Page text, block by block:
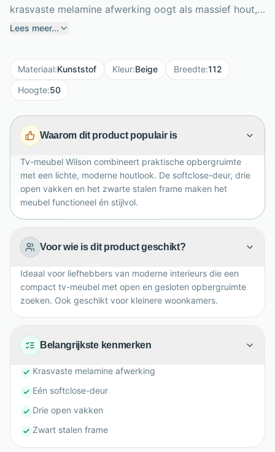
krasvaste melamine afwerking oogt als massief hout,
maar is onderhoudsvriendelijk, vormvast en eenvoudig
kast gemakkelijk in moderne woonkamers. Drie open
vakken bieden ruimte aan apparatuur en accessoires,
vaste planken schuilgaan. Het zwarte stalen frame en
de bijpassende handgreep geven Wilson een eigentijds
gemonteerd geleverd voor direct gebruik in huis na
bezorging.
Lees meer...
Materiaal:Kunststof Kleur:Beige Breedte:112
Hoogte:50
Waarom dit product populair is
Tv-meubel Wilson combineert praktische opbergruimte
met een lichte, moderne houtlook. De softclose-deur, drie
open vakken en het zwarte stalen frame maken het
meubel functioneel én stijlvol.
Voor wie is dit product geschikt?
Ideaal voor liefhebbers van moderne interieurs die een
compact tv-meubel met open en gesloten opbergruimte
zoeken. Ook geschikt voor kleinere woonkamers.
Belangrijkste kenmerken
Krasvaste melamine afwerking
Eén softclose-deur
Drie open vakken
Zwart stalen frame